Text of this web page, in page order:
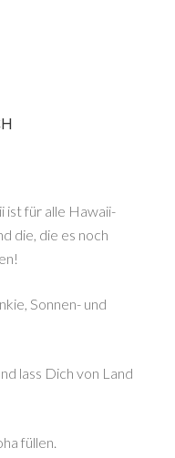
ist für alle Hawaii-
die, die es noch
Sonnen- und
lass Dich von Land
füllen.